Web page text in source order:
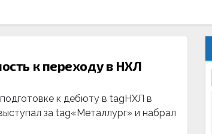
к переходу в НХЛ
к дебюту в tagНХЛ в
за tag«Металлург» и набрал